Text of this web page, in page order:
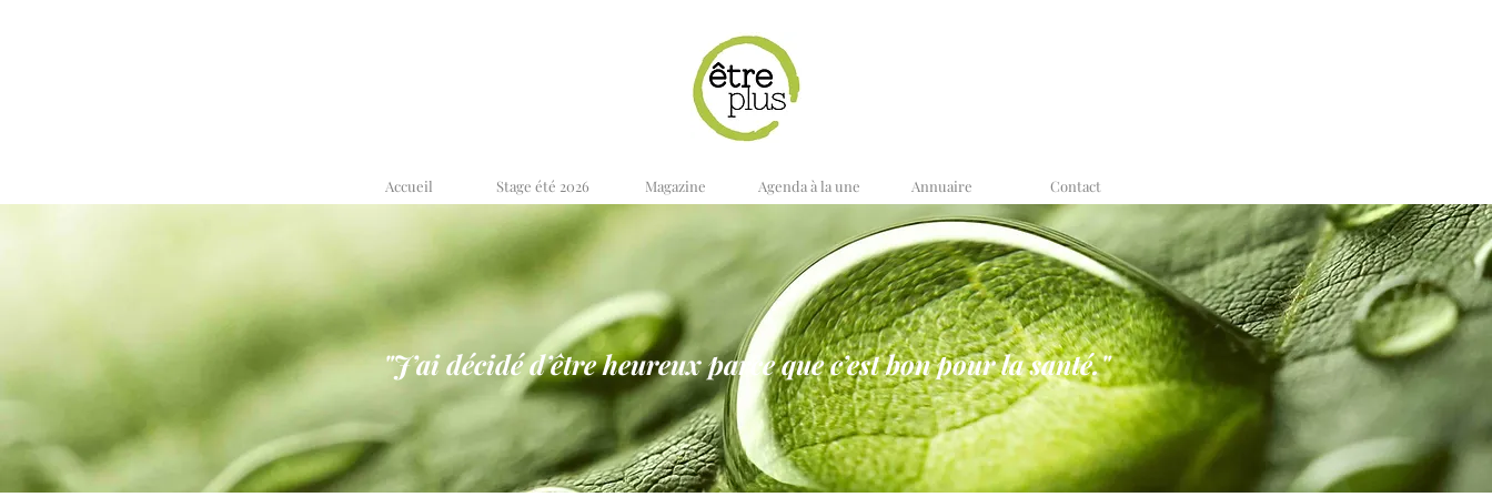
Accueil Stage été 2026 Magazine Agenda à la une Annuaire Contact
"J’ai décidé d’être heureux parce que c’est bon pour la santé."